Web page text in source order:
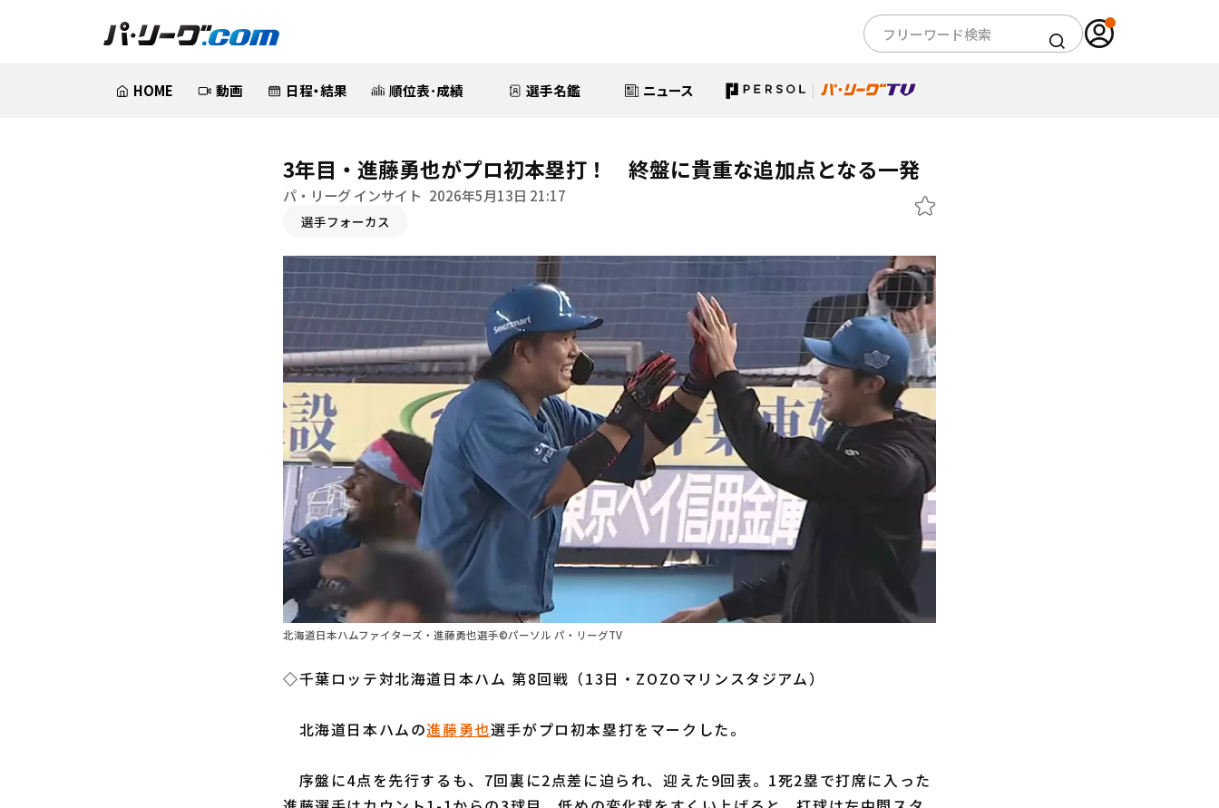
HOME 動画 日程・結果 順位表･成績 選手名鑑 ニュース
3年目・進藤勇也がプロ初本塁打！ 終盤に貴重な追加点となる一発
パ・リーグ インサイト 2026年5月13日 21:17
選手フォーカス
北海道日本ハムファイターズ・進藤勇也選手©パーソル パ・リーグTV
◇千葉ロッテ対北海道日本ハム 第8回戦（13日・ZOZOマリンスタジアム）
北海道日本ハムの進藤勇也選手がプロ初本塁打をマークした。
序盤に4点を先行するも、7回裏に2点差に迫られ、迎えた9回表。1死2塁で打席に入った